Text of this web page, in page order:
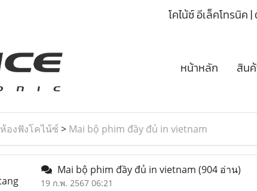
โคไน้ซ์ อีเล็คโทรนิค
หน้าหลัก สิน
ห้องฟังโคไน้ซ์ > Mai bộ phim đầy đủ in vietnam
Mai bộ phim đầy đủ in vietnam (904 อ่าน)
19 ก.พ. 2567 06:21